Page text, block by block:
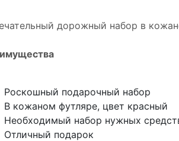
дорожный набор в
Роскошный подарочный набор
В кожаном футляре, цвет красный
Необходимый набор нужных
Отличный подарок